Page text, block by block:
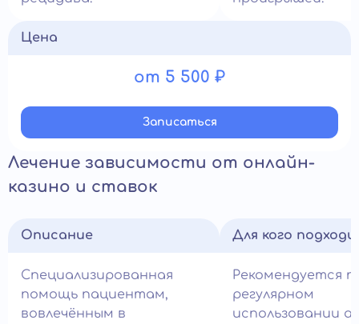
Цена
от 5 500 ₽
Записатьcя
Лечение зависимости от онлайн-
казино и ставок
Описание
Специализированная
помощь пациентам,
вовлечённым в
Для кого
Рекомендуется
регулярном
использовании